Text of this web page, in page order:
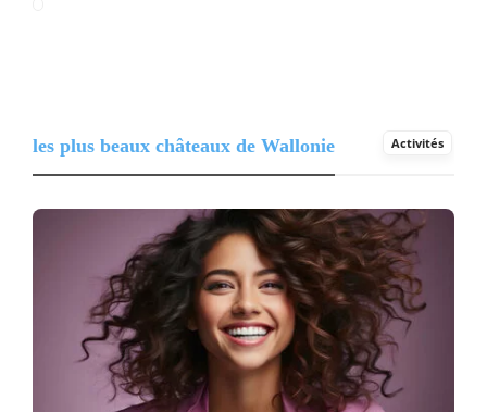
les plus beaux châteaux de Wallonie Activités